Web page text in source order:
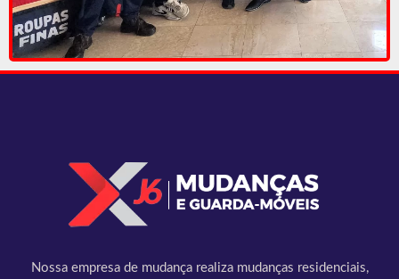
Nossa empresa de mudança realiza mudanças residenciais,